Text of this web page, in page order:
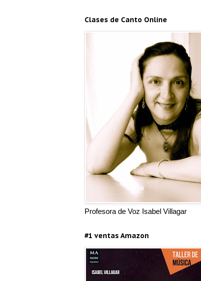
Clases de Canto Online
Profesora de Voz Isabel Villagar
#1 ventas Amazon